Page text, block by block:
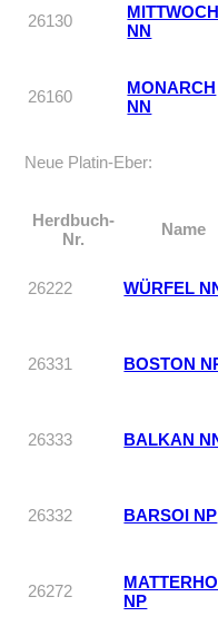
26130
MITTWOCH
NN
26160
MONARCH
NN
Neue Platin-Eber:
Herdbuch-
Nr.
Name
26222 WÜRFEL
26331 BOSTON
26333 BALKAN
26332 BARSOI NP
26272
NP